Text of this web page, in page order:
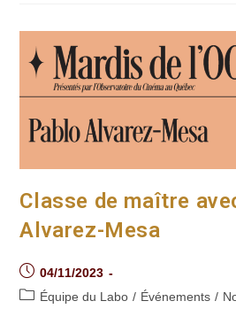
Classe de maître
Alvarez-Mesa
Post
published:
04/11/2023
PostÉquipe du Labo / Événements /